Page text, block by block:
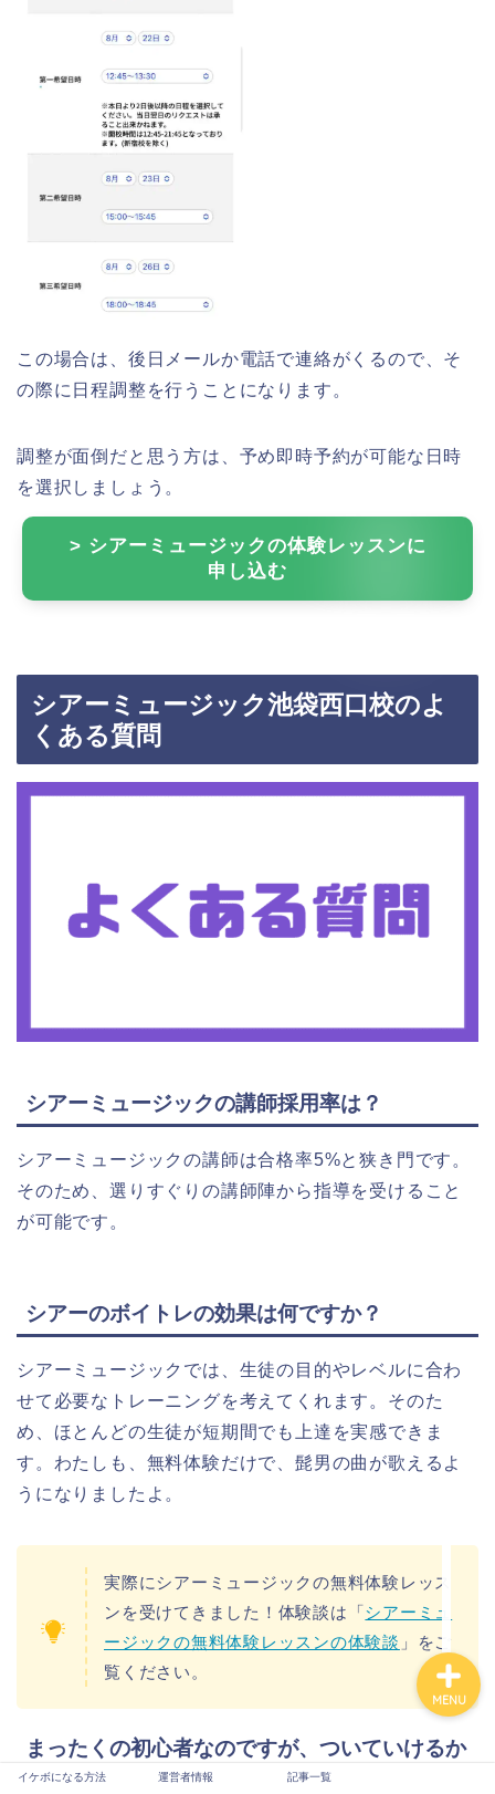
この場合は、後日メールか電話で連絡がくるので、そ
の際に日程調整を行うことになります。
調整が面倒だと思う方は、予め即時予約が可能な日時
を選択しましょう。
> シアーミュージックの体験レッスンに
申し込む
シアーミュージック池袋西口校のよ
くある質問
シアーミュージックの講師採用率は？
シアーミュージックの講師は合格率5%と狭き門です。
そのため、選りすぐりの講師陣から指導を受けること
が可能です。
シアーのボイトレの効果は何ですか？
シアーミュージックでは、生徒の目的やレベルに合わ
せて必要なトレーニングを考えてくれます。そのた
め、ほとんどの生徒が短期間でも上達を実感できま
す。わたしも、無料体験だけで、髭男の曲が歌えるよ
うになりましたよ。
実際にシアーミュージックの無料体験レッス
ンを受けてきました！体験談は「シアーミュ
ージックの無料体験レッスンの体験談 」をご
覧ください。
まったくの初心者なのですが、ついていけるか
不安です。
イケボになる方法 運営者情報 記事一覧
MENU
イケボになる方法
記事一覧